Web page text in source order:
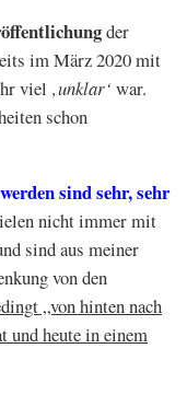
der
im März 2020 mit
viel ‚unklar‘ war.
schon
sind sehr, sehr
nicht immer mit
sind aus meiner
von den
„von hinten nach
und heute in einem